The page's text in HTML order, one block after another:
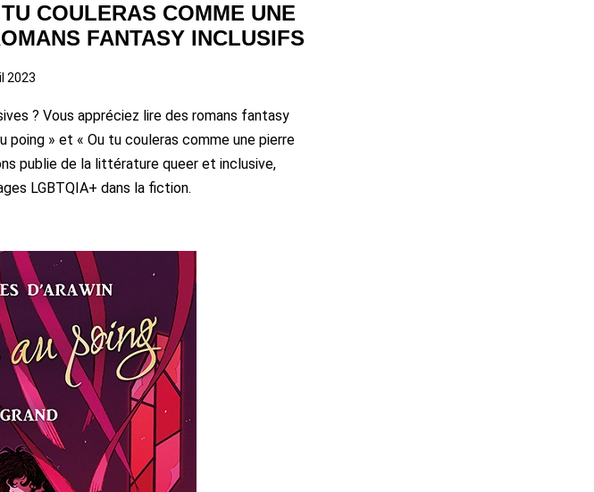
COULERAS COMME UNE
FANTASY INCLUSIFS
2023
? Vous appréciez lire des romans fantasy
poing » et « Ou tu couleras comme une pierre
publie de la littérature queer et inclusive,
LGBTQIA+ dans la fiction.